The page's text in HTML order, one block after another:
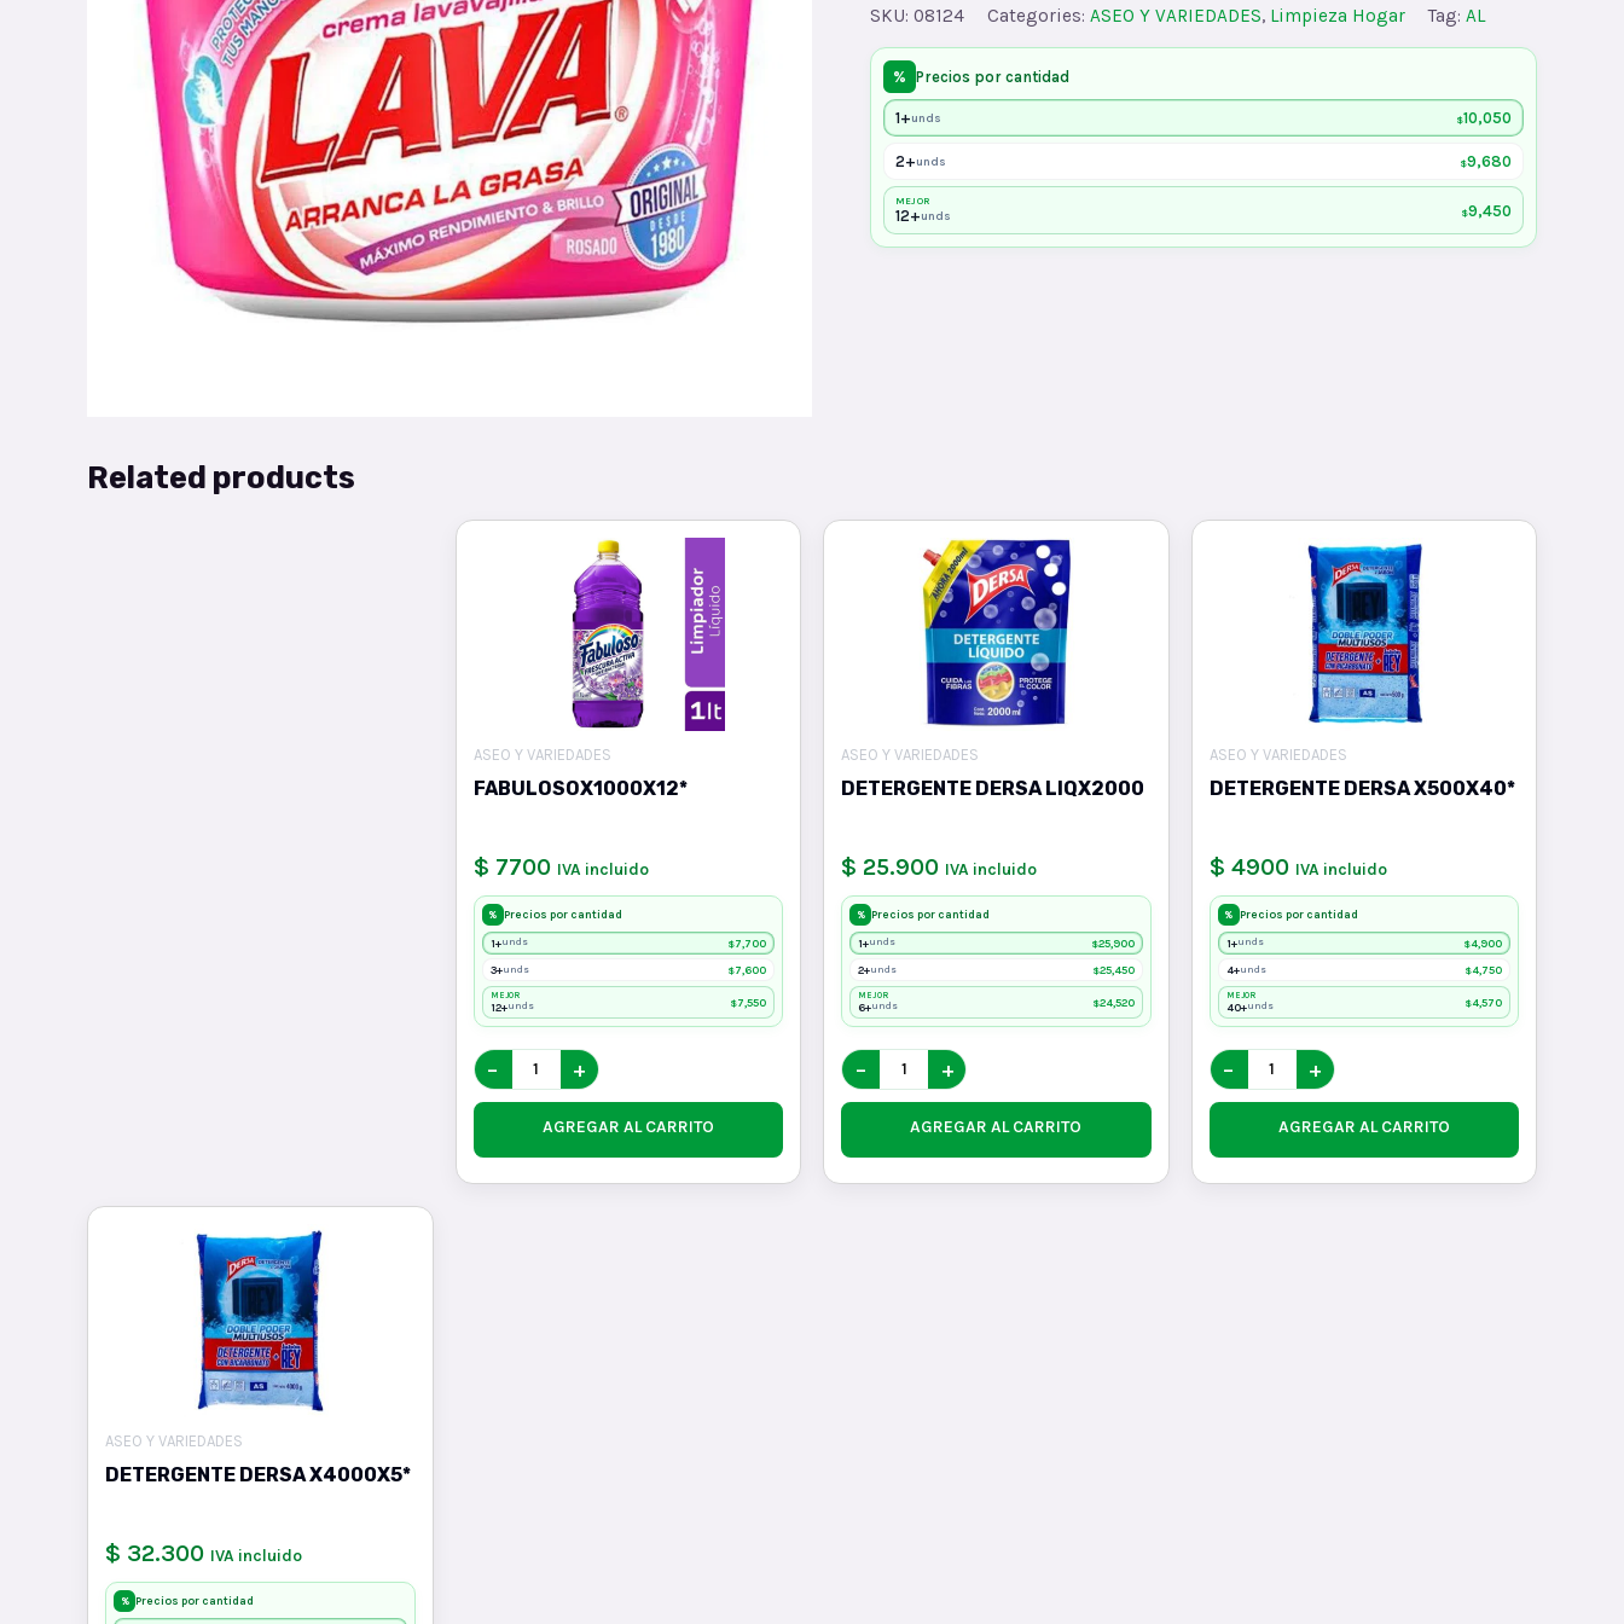
SKU: 08124 Categories: ASEO Y VARIEDADES, Limpieza Hogar Tag: AL
% Precios por cantidad
1+unds $10,050
2+unds $9,680
MEJOR
12+unds $9,450
Related products
ASEO Y VARIEDADES
FABULOSOX1000X12*
$ 7700 IVA incluido
% Precios por cantidad
1+unds $7,700
3+unds $7,600
MEJOR
12+unds $7,550
− +
AGREGAR AL CARRITO
ASEO Y VARIEDADES
DETERGENTE DERSA LIQX2000
$ 25.900 IVA incluido
% Precios por cantidad
1+unds $25,900
2+unds $25,450
MEJOR
6+unds $24,520
− +
AGREGAR AL CARRITO
ASEO Y VARIEDADES
DETERGENTE DERSA X500X40*
$ 4900 IVA incluido
% Precios por cantidad
1+unds $4,900
4+unds $4,750
MEJOR
40+unds $4,570
− +
AGREGAR AL CARRITO
ASEO Y VARIEDADES
DETERGENTE DERSA X4000X5*
$ 32.300 IVA incluido
% Precios por cantidad